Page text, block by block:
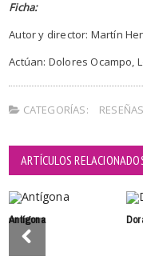
Ficha:
Autor y director: Martín
Actúan: Dolores Ocampo,
CATEGORÍAS: RESEÑAS
ARTÍCULOS
Antígona